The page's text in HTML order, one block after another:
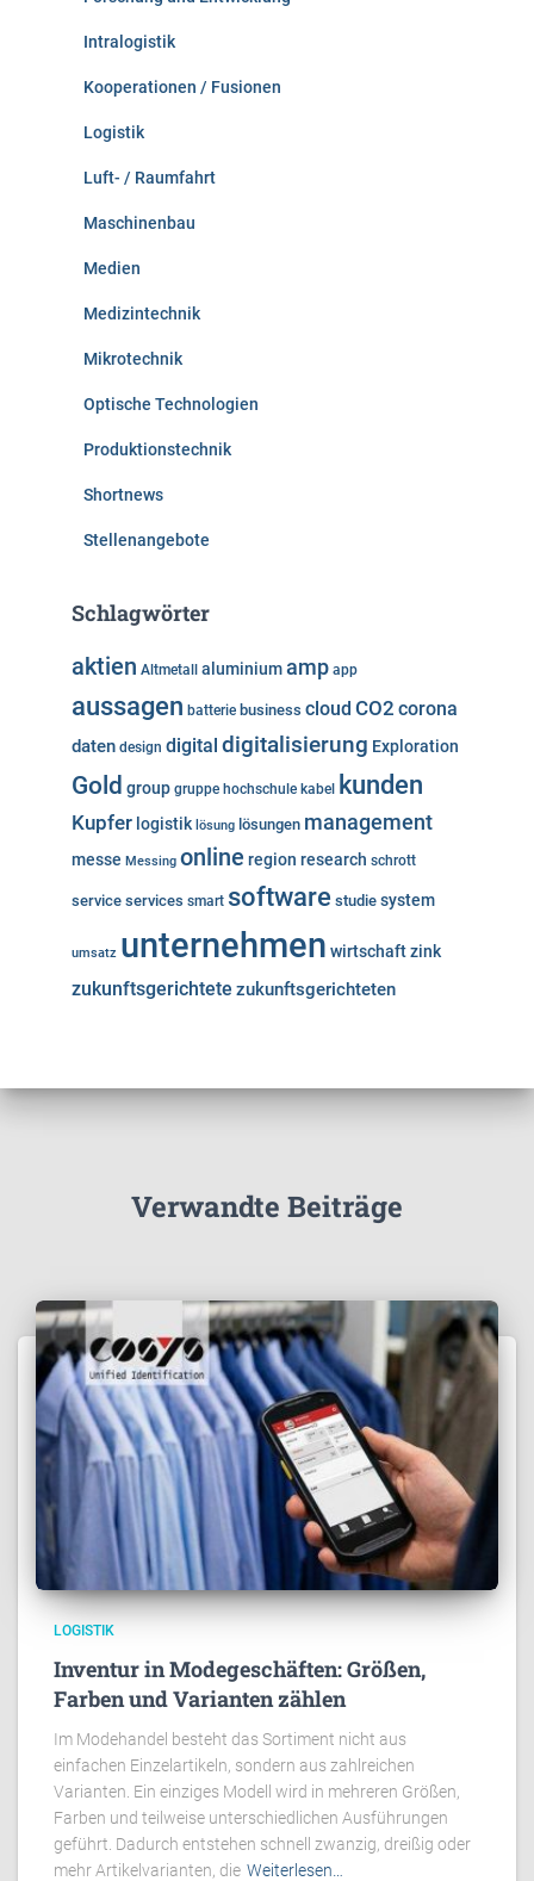
Intralogistik
Kooperationen / Fusionen
Logistik
Luft- / Raumfahrt
Maschinenbau
Medien
Medizintechnik
Mikrotechnik
Optische Technologien
Produktionstechnik
Shortnews
Stellenangebote
Schlagwörter
aktien Altmetall aluminiumamp app
aussagen batterie business cloud CO2 corona
daten design digital digitalisierung Exploration
Gold group gruppe hochschule kabel kunden
Kupfer logistik lösung lösungen management
messe Messing online region research schrott
service services smart software studie system
umsatz unternehmen wirtschaftzink
zukunftsgerichtete zukunftsgerichteten
Verwandte Beiträge
LOGISTIK
Inventur in Modegeschäften: Größen,
Farben und Varianten zählen
Im Modehandel besteht das Sortiment nicht aus
einfachen Einzelartikeln, sondern aus zahlreichen
Varianten. Ein einziges Modell wird in mehreren Größen,
Farben und teilweise unterschiedlichen Ausführungen
geführt. Dadurch entstehen schnell zwanzig, dreißig oder
mehr Artikelvarianten, die Weiterlesen…